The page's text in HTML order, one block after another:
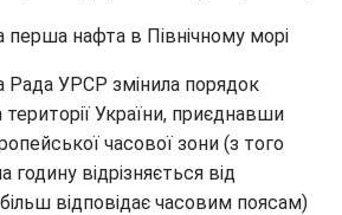
перша нафта в Північному морі
Рада УРСР змінила порядок
України, приєднавши
часової зони (з того
годину відрізняється від
відповідає часовим поясам)